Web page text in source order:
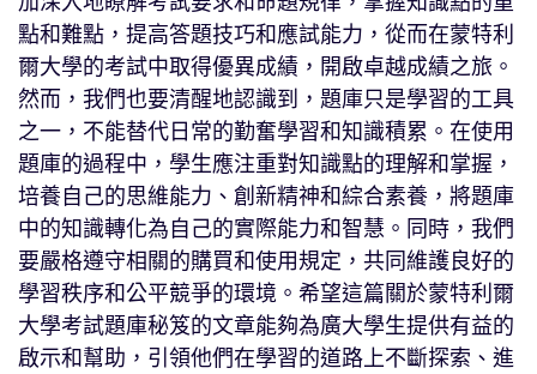
點和難點，提高答題技巧和應試能力，從而在蒙特利
爾大學的考試中取得優異成績，開啟卓越成績之旅。
然而，我們也要清醒地認識到，題庫只是學習的工具
之一，不能替代日常的勤奮學習和知識積累。在使用
題庫的過程中，學生應注重對知識點的理解和掌握，
培養自己的思維能力、創新精神和綜合素養，將題庫
中的知識轉化為自己的實際能力和智慧。同時，我們
要嚴格遵守相關的購買和使用規定，共同維護良好的
學習秩序和公平競爭的環境。希望這篇關於蒙特利爾
大學考試題庫秘笈的文章能夠為廣大學生提供有益的
啟示和幫助，引領他們在學習的道路上不斷探索、進